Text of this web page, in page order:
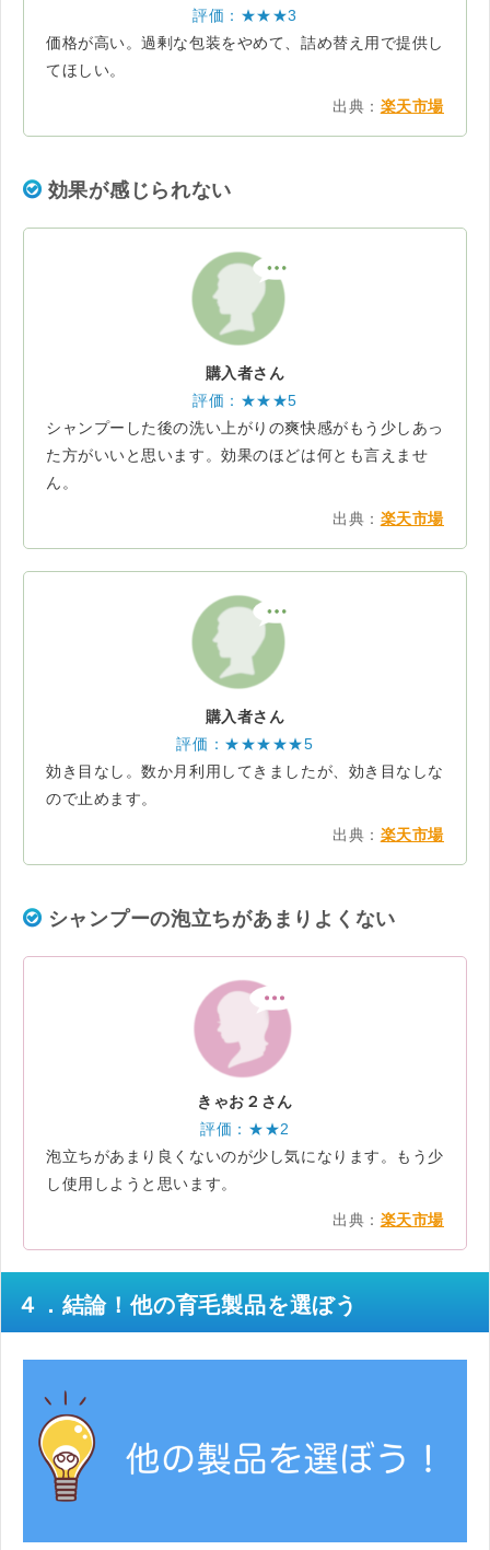
評価：★★★3
価格が高い。過剰な包装をやめて、詰め替え用で提供し
てほしい。
出典： 楽天市場
効果が感じられない
購入者さん
評価：★★★5
シャンプーした後の洗い上がりの爽快感がもう少しあっ
た方がいいと思います。効果のほどは何とも言えませ
ん。
出典： 楽天市場
購入者さん
評価：★★★★★5
効き目なし。数か月利用してきましたが、効き目なしな
ので止めます。
出典： 楽天市場
シャンプーの泡立ちがあまりよくない
きゃお２さん
評価：★★2
泡立ちがあまり良くないのが少し気になります。もう少
し使用しようと思います。
出典： 楽天市場
４．結論！他の育毛製品を選ぼう